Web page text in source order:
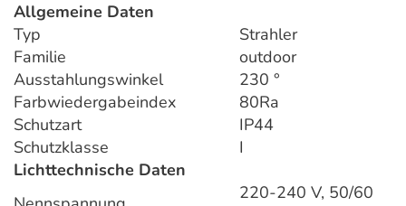
Allgemeine Daten
Typ
Strahler
Familie
outdoor
Ausstahlungswinkel
230 °
Farbwiedergabeindex
80Ra
Schutzart
IP44
Schutzklasse
I
Lichttechnische Daten
220-240 V, 50/60